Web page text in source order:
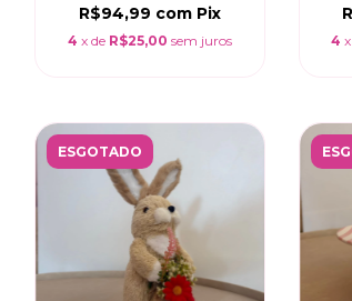
R$94,99 com Pix
4 x de R$25,00 sem juros 4
ESGOTADO